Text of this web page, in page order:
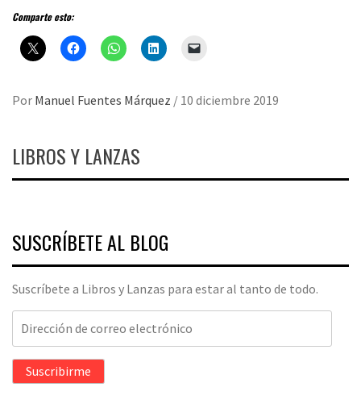
Comparte esto:
Por Manuel Fuentes Márquez / 10 diciembre 2019
LIBROS Y LANZAS
SUSCRÍBETE AL BLOG
Suscríbete a Libros y Lanzas para estar al tanto de todo.
Dirección
correo
electrónico
Suscribirme